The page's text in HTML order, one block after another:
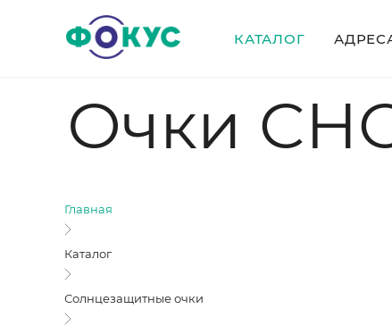
КАТАЛОГ
Очки
Главная
Каталог
Солнцезащитные очки